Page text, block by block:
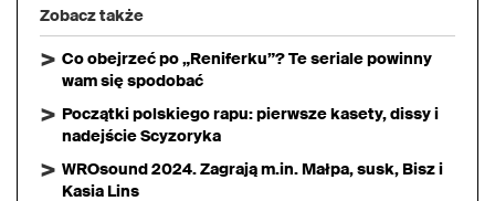
Zobacz także
Co obejrzeć po „Reniferku”? Te seriale powinny
wam się spodobać
Początki polskiego rapu: pierwsze kasety, dissy i
nadejście Scyzoryka
WROsound 2024. Zagrają m.in. Małpa, susk, Bisz i
Kasia Lins